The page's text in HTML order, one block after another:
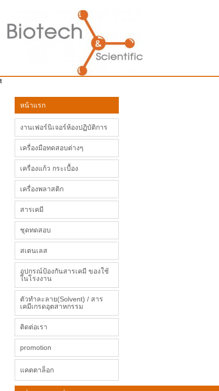
t
หน้าแรก
งานเฟอร์นิเจอร์ห้องปฏิบัติการ
เครื่องมือทดสอบต่างๆ
เครื่องแก้ว กระเบื้อง
เครื่องพลาสติก
สารเคมี
ชุดทดสอบ
สเตนเลส
อุปกรณ์ป้องกันสารเคมี ของใช้
ในโรงงาน
ตัวทำละลาย(Solvent) / สาร
เคมีเกรดอุตสาหกรรม
ติดต่อเรา
promotion
แคตตาล็อก